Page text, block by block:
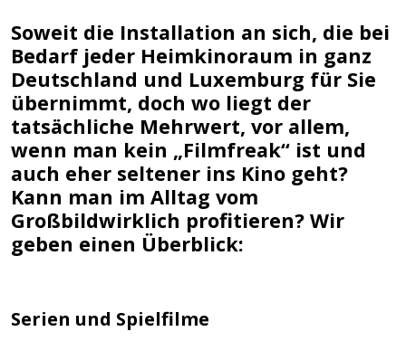
Soweit die Installation an sich, die bei
Bedarf jeder Heimkinoraum in ganz
Deutschland und Luxemburg für Sie
übernimmt, doch wo liegt der
tatsächliche Mehrwert, vor allem,
wenn man kein „Filmfreak“ ist und
auch eher seltener ins Kino geht?
Kann man im Alltag vom
Großbildwirklich profitieren? Wir
geben einen Überblick:
Serien und Spielfilme